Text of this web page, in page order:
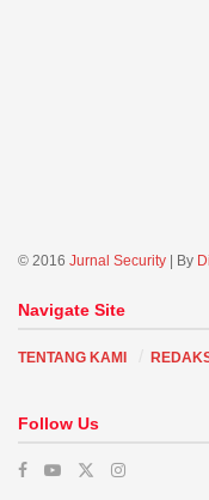
© 2016 Jurnal Security | By
Navigate Site
TENTANG KAMI
Follow Us